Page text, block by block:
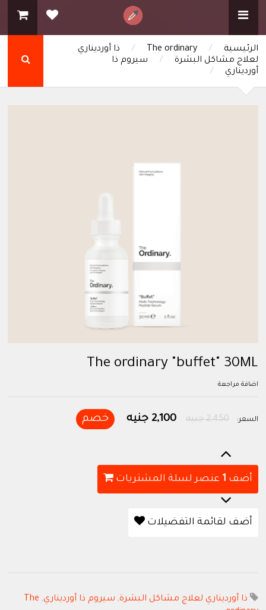
الرئيسية /
The ordinary
/
ذا أورديناري
لعلاج مشاكل البشرة
/
سيروم ذا
أورديناري
/
The ordinary "buffet" 30ML
اضافة مراجعة
السعر: 2,450 جنيه 2,100 جنيه خصم
أضف 1 عنصر لسلة المشتريات
أضف لقائمة التفضيلات
ذا أورديناري لعلاج مشاكل البشرة, سيروم ذا أورديناري,
The